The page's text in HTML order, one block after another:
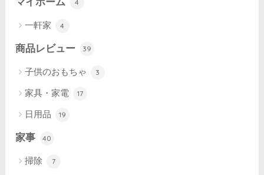
4
一軒家 4
商品レビュー 39
子供のおもちゃ 3
家具・家電 17
日用品 19
家事 40
掃除 7